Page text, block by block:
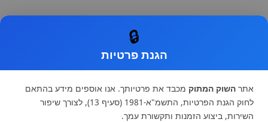
🔒
הגנת פרטיות
אתר השוק המתוק מכבד את פרטיותך. אנו אוספים מידע בהתאם
לחוק הגנת הפרטיות, התשמ"א-1981 (סעיף 13), לצורך שיפור
השירות, ביצוע הזמנות ותקשורת עמך.